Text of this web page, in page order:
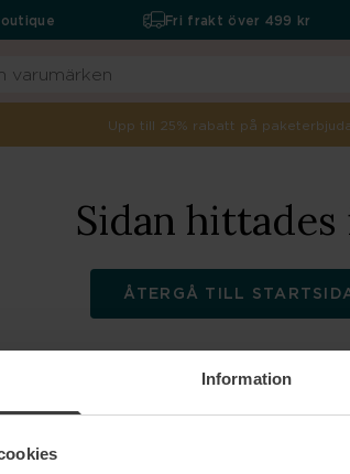
Information
Fri frakt över 499 kr
Upp till 25% rabatt på
Sidan
ÅTERGÅ TILL